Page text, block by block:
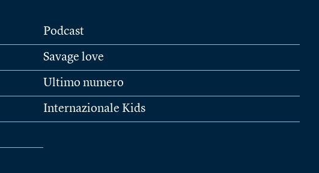
Podcast
Savage love
Ultimo numero
Internazionale Kids